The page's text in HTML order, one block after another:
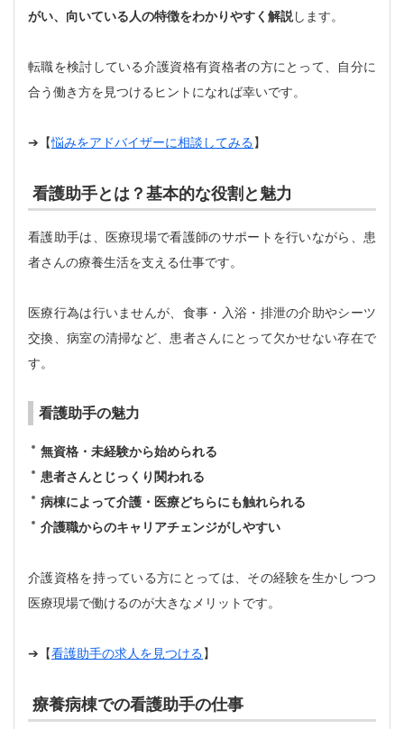
がい、向いている人の特徴をわかりやすく解説します。
転職を検討している介護資格有資格者の方にとって、自分に
合う働き方を見つけるヒントになれば幸いです。
➔【悩みをアドバイザーに相談してみる】
看護助手とは？基本的な役割と魅力
看護助手は、医療現場で看護師のサポートを行いながら、患
者さんの療養生活を支える仕事です。
医療行為は行いませんが、食事・入浴・排泄の介助やシーツ
交換、病室の清掃など、患者さんにとって欠かせない存在で
す。
看護助手の魅力
無資格・未経験から始められる
患者さんとじっくり関われる
病棟によって介護・医療どちらにも触れられる
介護職からのキャリアチェンジがしやすい
介護資格を持っている方にとっては、その経験を生かしつつ
医療現場で働けるのが大きなメリットです。
➔【看護助手の求人を見つける】
療養病棟での看護助手の仕事